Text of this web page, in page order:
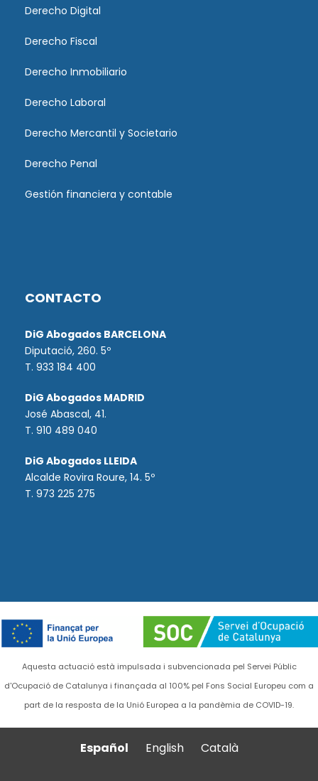
Derecho Digital
Derecho Fiscal
Derecho Inmobiliario
Derecho Laboral
Derecho Mercantil y Societario
Derecho Penal
Gestión financiera y contable
CONTACTO
DiG Abogados BARCELONA
Diputació, 260. 5º
T. 933 184 400
DiG Abogados MADRID
José Abascal, 41.
T. 910 489 040
DiG Abogados LLEIDA
Alcalde Rovira Roure, 14. 5º
T. 973 225 275
Aquesta actuació està impulsada i subvencionada pel Servei Públic
d'Ocupació de Catalunya i finançada al 100% pel Fons Social Europeu com a
part de la resposta de la Unió Europea a la pandèmia de COVID-19.
Español English Català